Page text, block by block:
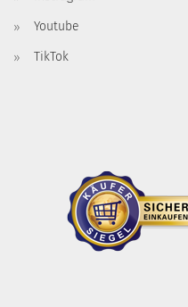
Youtube
TikTok